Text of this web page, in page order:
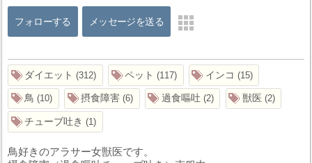
フォローする メッセージを送る
ダイエット 312 ペット 117 インコ 15
鳥 10 摂食障害 6 過食嘔吐 2 獣医 2
チューブ吐き 1
鳥好きのアラサー女獣医です。